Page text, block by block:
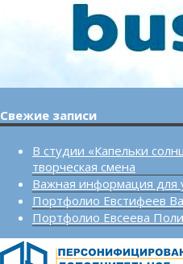
Свежие записи
В студии «Капельки
творческая смена
Важная информация для
Портфолио Евстифеев
Портфолио Евсеева